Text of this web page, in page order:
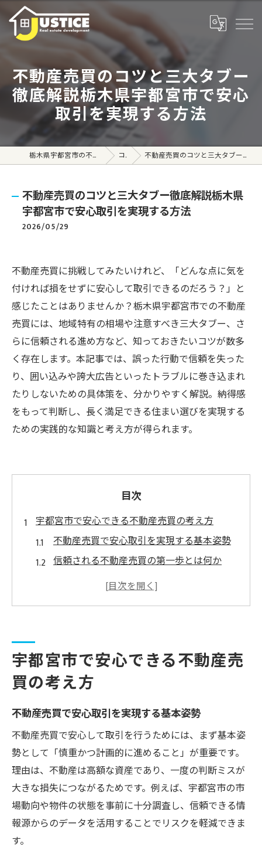
不動産売買のコツと三大タブー
徹底解説栃木県宇都宮市で安心
取引を実現する方法
栃木県宇都宮市の不動産売買なら株式会社ジャスティス コラム 不動産売買のコツと三大タブー徹底解説栃木県宇都宮市で安心取引を実現する方法
不動産売買のコツと三大タブー徹底解説栃木県
宇都宮市で安心取引を実現する方法
2026/05/29
不動産売買に挑戦してみたいけれど、「どんな点に気を
付ければ損をせずに安心して取引できるのだろう？」と
感じたことはありませんか？栃木県宇都宮市での不動産
売買には、地域特有の相場や注意すべき三大タブー、さ
らに信頼される進め方など、知っておきたいコツが数多
く存在します。本記事では、誤った行動で信頼を失った
り、囲い込みや誇大広告といったトラブルに巻き込まれ
たりしないための具体策を、分かりやすく解説。納得感
をもって判断し、長く満足できる住まい選びを実現する
ための実践的な知識と考え方が得られます。
目次
宇都宮市で安心できる不動産売買の考え方
不動産売買で安心取引を実現する基本姿勢
信頼される不動産売買の第一歩とは何か
不動産売買で地域特性を活かす判断基準
不動産売買で損しないための注意点を解説
安全な不動産売買に欠かせない確認事項
不動産売買で押さえたい交渉のコツ
取引書類で重要な不動産売買のポイント
三大タブーから学ぶ失敗しない売買実践術
不動産売買で避けるべき三大タブーとは
三大タブーを回避する不動産売買の極意
囲い込み・誇大広告の見分け方と対策
宇都宮市で安心できる不動産売
買の考え方
不動産売買で安心取引を実現する基本姿勢
不動産売買で安心して取引を行うためには、まず基本姿
勢として「慎重かつ計画的に進めること」が重要です。
理由は、不動産は高額な資産であり、一度の判断ミスが
大きな損失につながるためです。例えば、宇都宮市の市
場動向や物件の状態を事前に十分調査し、信頼できる情
報源からのデータを活用することでリスクを軽減できま
す。